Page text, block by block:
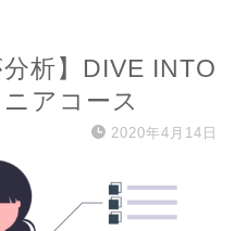
析】DIVE INTO
アコース
2020年4月14日